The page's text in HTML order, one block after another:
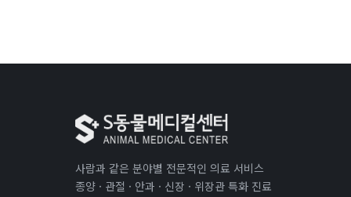
사람과 같은 분야별 전문적인 의료 서비스
종양 · 관절 · 안과 · 신장 · 위장관 특화 진료